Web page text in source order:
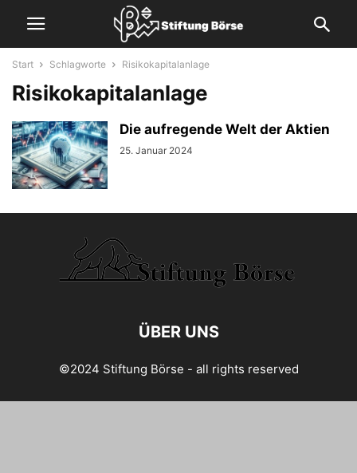
Start Schlagworte Risikokapitalanlage
Risikokapitalanlage
Die aufregende Welt der Aktien
25. Januar 2024
ÜBER UNS
©2024 Stiftung Börse - all rights reserved